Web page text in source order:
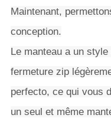
Maintenant,
conception.
Le manteau a un
fermeture zip
perfecto, ce qui vous
un seul et même